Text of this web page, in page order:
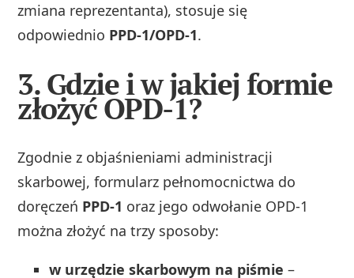
zmiana reprezentanta), stosuje się
odpowiednio PPD‑1/OPD‑1.
3. Gdzie i w jakiej formie
złożyć OPD-1?
Zgodnie z objaśnieniami administracji
skarbowej, formularz pełnomocnictwa do
doręczeń PPD‑1 oraz jego odwołanie OPD‑1
można złożyć na trzy sposoby:
w urzędzie skarbowym na piśmie –